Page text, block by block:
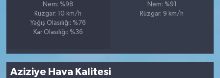
Nem: %98
Rüzgar: 10 km/h
Yağış Olasılığı: %76
Kar Olasılığı: %36
Nem: %91
Rüzgar: 9 km/h
Aziziye Hava Kalitesi